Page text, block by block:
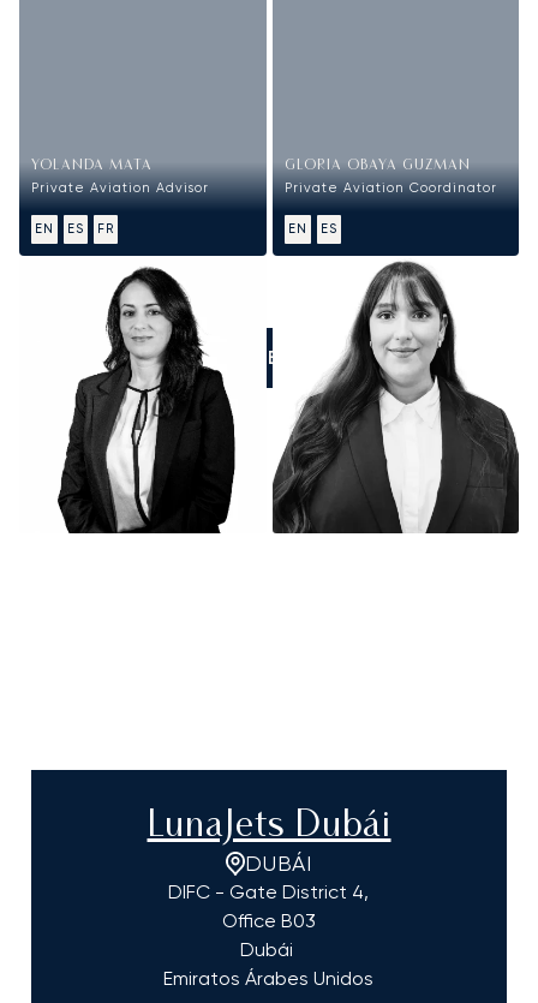
YOLANDA MATA
Private Aviation Advisor
EN ES FR
GLORIA OBAYA GUZMAN
Private Aviation Coordinator
EN ES
LLÁMENOS
LunaJets Dubái
DUBÁI
DIFC - Gate District 4,
Office B03
Dubái
Emiratos Árabes Unidos